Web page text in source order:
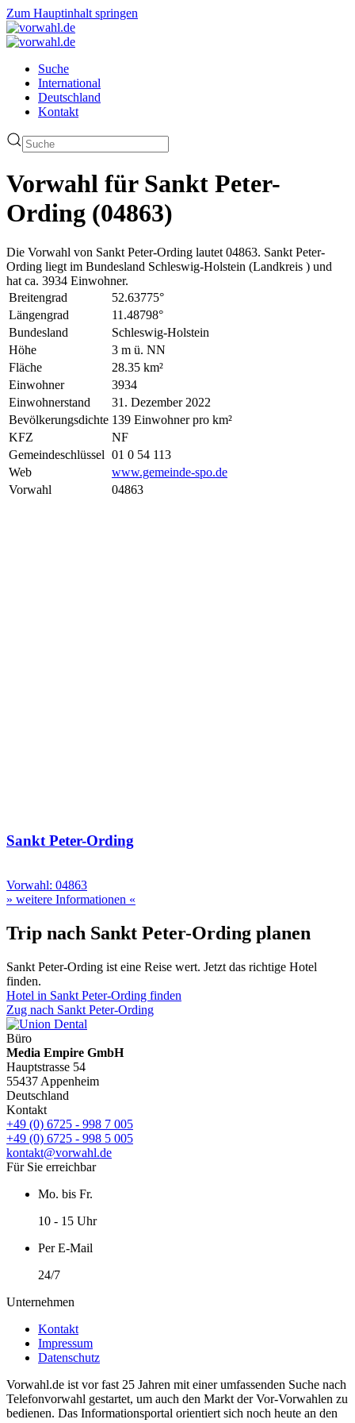
Zum Hauptinhalt springen
Suche
International
Deutschland
Kontakt
Vorwahl für Sankt Peter-
Ording (04863)
Die Vorwahl von Sankt Peter-Ording lautet 04863. Sankt Peter-
Ording liegt im Bundesland Schleswig-Holstein (Landkreis ) und
hat ca. 3934 Einwohner.
Breitengrad
52.63775°
Längengrad
11.48798°
Bundesland
Schleswig-Holstein
Höhe
3 m ü. NN
Fläche
28.35 km²
Einwohner
3934
Einwohnerstand
31. Dezember 2022
Bevölkerungsdichte 139 Einwohner pro km²
KFZ
NF
Gemeindeschlüssel 01 0 54 113
Web
www.gemeinde-spo.de
Vorwahl
04863
Sankt Peter-Ording
Vorwahl: 04863
» weitere Informationen «
Trip nach Sankt Peter-Ording planen
Sankt Peter-Ording ist eine Reise wert. Jetzt das richtige Hotel
finden.
Hotel in Sankt Peter-Ording finden
Zug nach Sankt Peter-Ording
Büro
Media Empire GmbH
Hauptstrasse 54
55437 Appenheim
Deutschland
Kontakt
+49 (0) 6725 - 998 7 005
+49 (0) 6725 - 998 5 005
kontakt@vorwahl.de
Für Sie erreichbar
Mo. bis Fr.
10 - 15 Uhr
Per E-Mail
24/7
Unternehmen
Kontakt
Impressum
Datenschutz
Vorwahl.de ist vor fast 25 Jahren mit einer umfassenden Suche nach
Telefonvorwahl gestartet, um auch den Markt der Vor-Vorwahlen zu
bedienen. Das Informationsportal orientiert sich noch heute an den